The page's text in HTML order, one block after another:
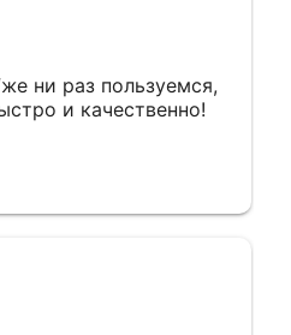
ни раз пользуемся,
и качественно!